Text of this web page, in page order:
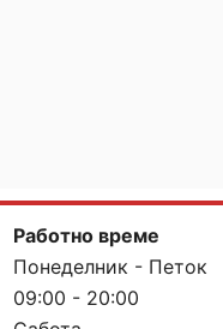
Работно време
Понеделник - Петок
09:00 - 20:00